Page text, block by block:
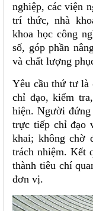
nghiệp, các viện
trí thức, nhà
khoa học công
số, góp phần
và chất lượng
Yêu cầu thứ tư là
chỉ đạo, kiểm
hiện. Người đứng
trực tiếp chỉ đạo
khai; không chờ
trách nhiệm. Kết
thành tiêu chí
đơn vị.